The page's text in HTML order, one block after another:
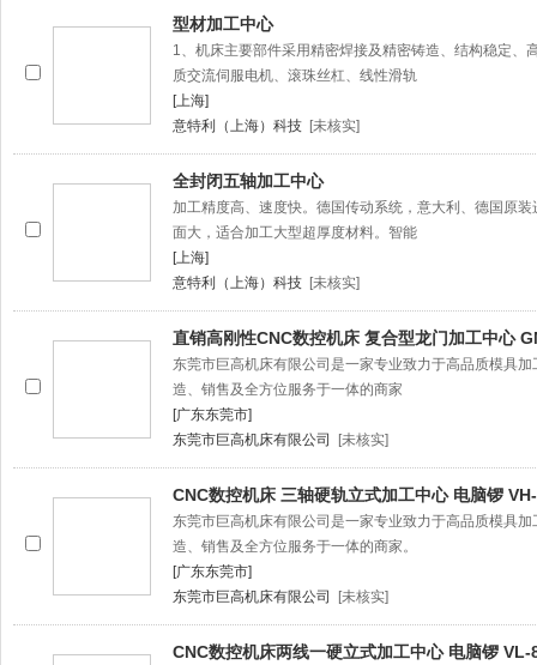
型材加工中心
1、机床主要部件采用精密焊接及精密铸造、结构稳定、
质交流伺服电机、滚珠丝杠、线性滑轨
[上海]
意特利（上海）科技 [未核实]
全封闭五轴加工中心
加工精度高、速度快。德国传动系统，意大利、德国原
面大，适合加工大型超厚度材料。智能
[上海]
意特利（上海）科技 [未核实]
直销高刚性CNC数控机床 复合型龙门加工中心
东莞市巨高机床有限公司是一家专业致力于高品质模具
造、销售及全方位服务于一体的商家
[广东东莞市]
东莞市巨高机床有限公司
[未核实]
CNC数控机床 三轴硬轨立式加工中心 电脑锣
东莞市巨高机床有限公司是一家专业致力于高品质模具
造、销售及全方位服务于一体的商家。
[广东东莞市]
东莞市巨高机床有限公司
[未核实]
CNC数控机床两线一硬立式加工中心 电脑锣 VL-